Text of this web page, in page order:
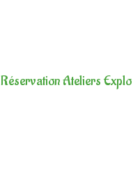
Réservation Ateliers Explo